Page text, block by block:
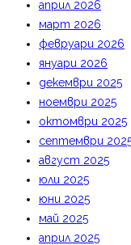
април 2026
март 2026
февруари 2026
януари 2026
декември 2025
ноември 2025
октомври 2025
септември
август 2025
юли 2025
юни 2025
май 2025
април 2025